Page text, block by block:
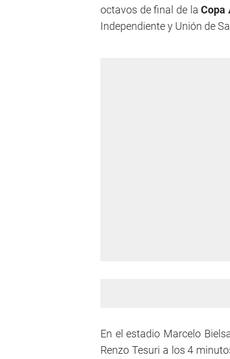
octavos de final de laCopa
Independiente y Unión de
En el estadio Marcelo
Renzo Tesuri a los 4